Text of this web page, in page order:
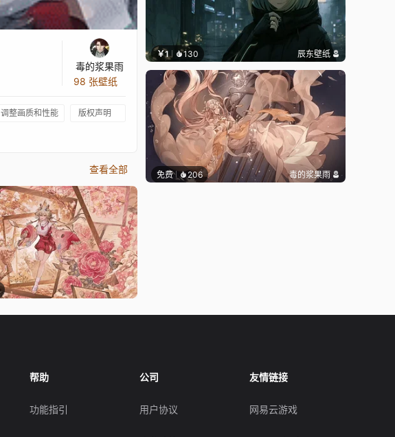
毒的浆果雨
98 张壁纸
调整画质和性能 版权声明
查看全部
￥1 130 辰东壁纸
免费 206 毒的浆果雨
帮助
功能指引
公司
用户协议
友情链接
网易云游戏